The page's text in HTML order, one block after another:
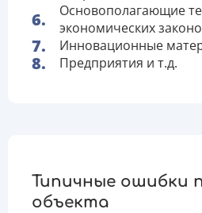
Основополагающие
экономических
Инновационные
Предприятия и т.д.
Типичные ошибки
объекта